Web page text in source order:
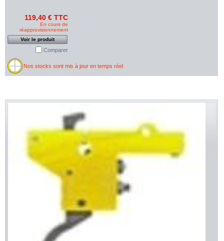
119,40 € TTC
En cours de
réapprovisionnement
Voir le produit
Comparer
Nos stocks sont mis à jour en temps réel